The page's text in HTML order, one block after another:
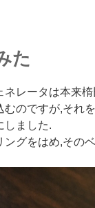
た
ネレータは本来
むのですが,それ
しました.
ングをはめ,その